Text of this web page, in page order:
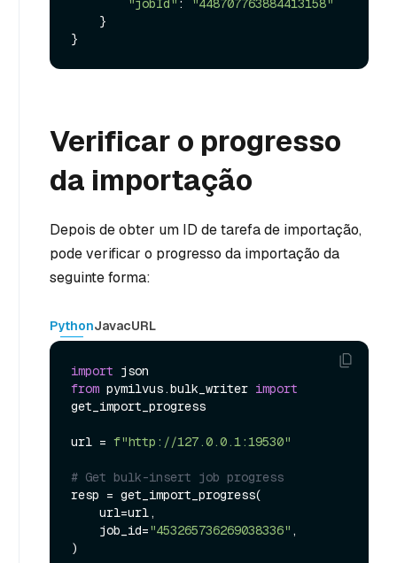
"jobId" :
"448707763884413158"
Verificar o progresso
da importação
Depois de obter um ID de tarefa de importação,
pode verificar o progresso da importação da
seguinte forma:
PythonJavacURL
import
from pymilvus.bulk_writer import
get_import_progress
url = f"http://127.0.0.1:19530"
# Get bulk-insert job progress
resp = get_import_progress(
    job_id=
"453265736269038336" ,
)